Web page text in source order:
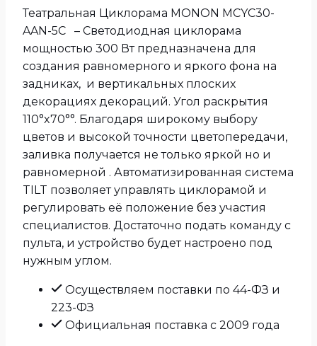
Театральная Циклорама MONON MCYC30-
AAN-5C – Светодиодная циклорама
мощностью 300 Вт предназначена для
создания равномерного и яркого фона на
задниках, и вертикальных плоских
декорациях декораций. Угол раскрытия
110°x70°°. Благодаря широкому выбору
цветов и высокой точности цветопередачи,
заливка получается не только яркой но и
равномерной . Автоматизированная система
TILT позволяет управлять циклорамой и
регулировать её положение без участия
специалистов. Достаточно подать команду с
пульта, и устройство будет настроено под
нужным углом.
Осуществляем поставки по 44-ФЗ и
223-ФЗ
Официальная поставка с 2009 года